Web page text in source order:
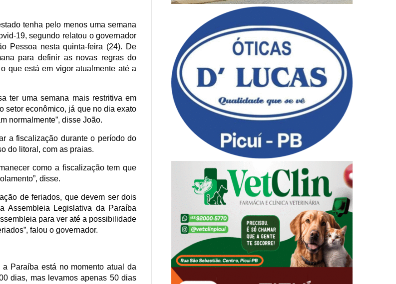
tenha pelo menos uma semana
19, segundo relatou o governador
Pessoa nesta quinta-feira (24). De
para definir as novas regras do
que está em vigor atualmente até a
ter uma semana mais restritiva em
setor econômico, já que no dia exato
normalmente”, disse João.
a fiscalização durante o período do
do litoral, com as praias.
como a fiscalização tem que
disse.
de feriados, que devem ser dois
Assembleia Legislativa da Paraíba
para ver até a possibilidade
falou o governador.
Paraíba está no momento atual da
dias, mas levamos apenas 50 dias